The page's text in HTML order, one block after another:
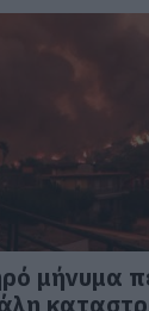
μήνυμα